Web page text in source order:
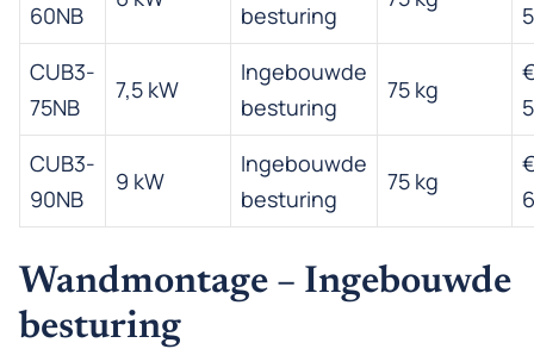
60NB
besturing
CUB3-
75NB
7,5 kW
Ingebouwde
besturing
75 kg
CUB3-
90NB
9 kW
Ingebouwde
besturing
75 kg
Wandmontage – Ingebouwde
besturing